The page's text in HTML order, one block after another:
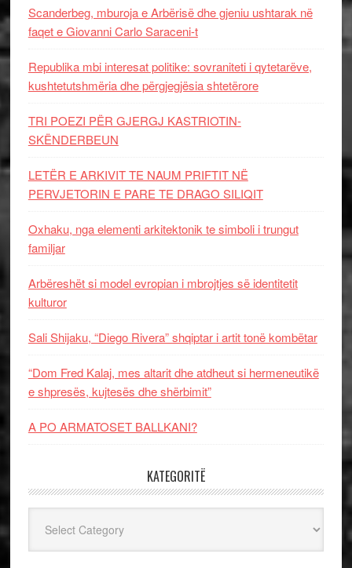
Scanderbeg, mburoja e Arbërisë dhe gjeniu ushtarak në
faqet e Giovanni Carlo Saraceni-t
Republika mbi interesat politike: sovraniteti i qytetarëve,
kushtetutshmëria dhe përgjegjësia shtetërore
TRI POEZI PËR GJERGJ KASTRIOTIN-
SKËNDERBEUN
LETËR E ARKIVIT TE NAUM PRIFTIT NË
PERVJETORIN E PARE TE DRAGO SILIQIT
Oxhaku, nga elementi arkitektonik te simboli i trungut
familjar
Arbëreshët si model evropian i mbrojtjes së identitetit
kulturor
Sali Shijaku, “Diego Rivera” shqiptar i artit tonë kombëtar
“Dom Fred Kalaj, mes altarit dhe atdheut si hermeneutikë
e shpresës, kujtesës dhe shërbimit”
A PO ARMATOSET BALLKANI?
KATEGORITË